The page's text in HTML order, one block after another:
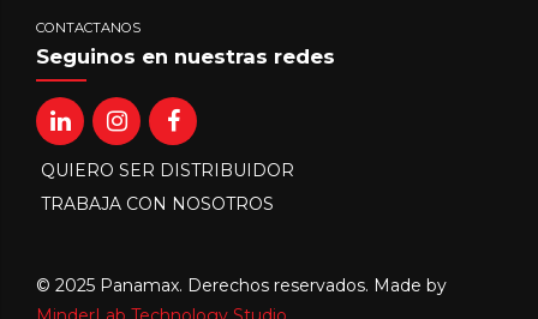
CONTACTANOS
Seguinos en nuestras redes
QUIERO SER DISTRIBUIDOR
TRABAJA CON NOSOTROS
© 2025 Panamax. Derechos reservados. Made by